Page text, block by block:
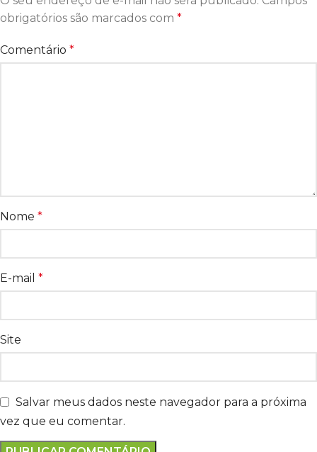
obrigatórios são marcados com *
Comentário *
Nome *
E-mail *
Site
Salvar meus dados neste navegador para a próxima
vez que eu comentar.